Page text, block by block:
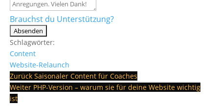
Brauchst du Unterstützung?
Absenden
Schlagwörter:
Content
Website-Relaunch
Zurück Saisonaler Content für Coaches
Weiter PHP-Version – warum sie für deine Website wichtig
ist